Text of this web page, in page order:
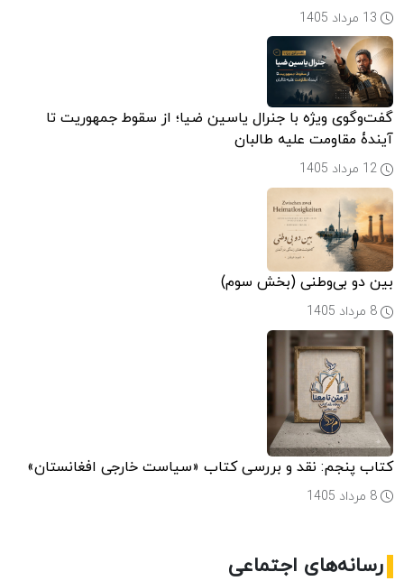
گفت‌وگوی ویژه با جنرال یاسین ضیا؛ از سقوط جمهوریت تا
آیندۀ مقاومت علیه طالبان
بین دو بی‌وطنی (بخش سوم)
کتاب پنجم: نقد و بررسی کتاب «سیاست خارجی افغانستان»
رسانه‌های اجتماعی